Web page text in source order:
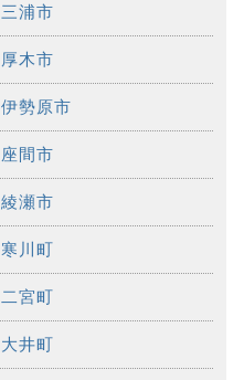
三浦市
厚木市
伊勢原市
座間市
綾瀬市
寒川町
二宮町
大井町